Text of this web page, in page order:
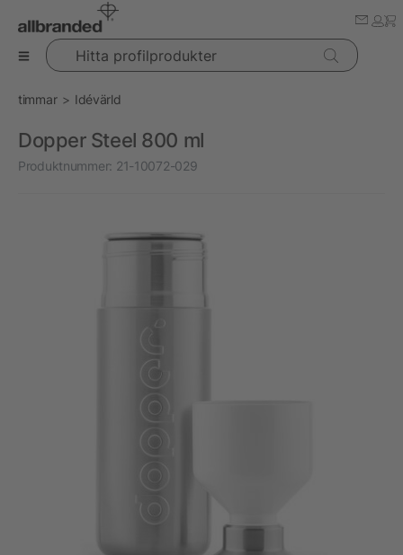
Hitta profilprodukter
timmar Idévärld
Dopper Steel 800 ml
Produktnummer: 21-10072-029